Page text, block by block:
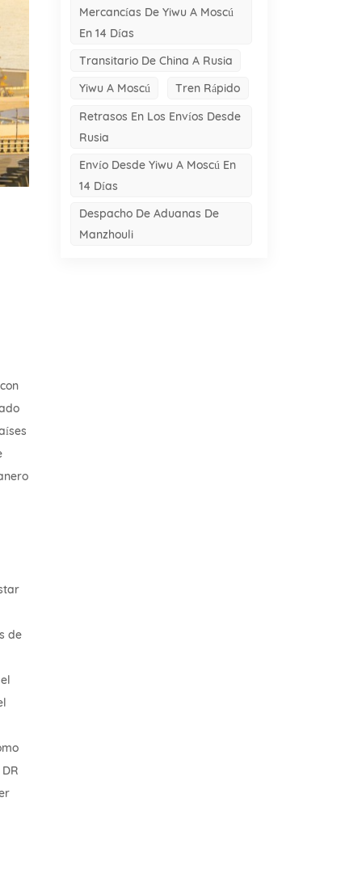
Mercancías De Yiwu A Moscú
En 14 Días
Transitario De China A Rusia
Yiwu A Moscú
Tren Rápido
Retrasos En Los Envíos Desde
Rusia
Envío Desde Yiwu A Moscú En
14 Días
Despacho De Aduanas De
Manzhouli
de